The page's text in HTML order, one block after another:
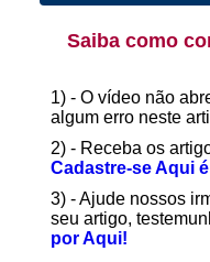
Saiba como
1) - O vídeo não
algum erro neste
2) - Receba os
Cadastre-se Aqui
3) - Ajude nossos
seu artigo,
por Aqui!